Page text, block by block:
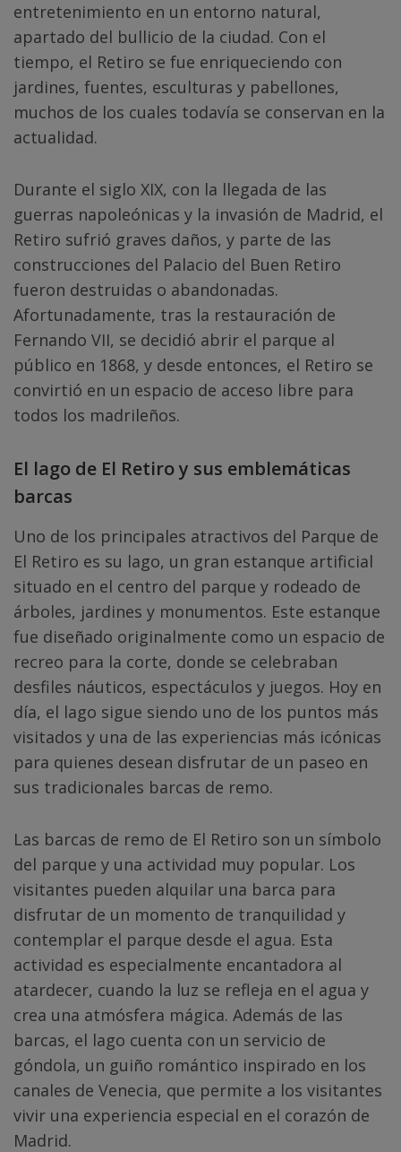
entretenimiento en un entorno natural,
apartado del bullicio de la ciudad. Con el
tiempo, el Retiro se fue enriqueciendo con
jardines, fuentes, esculturas y pabellones,
muchos de los cuales todavía se conservan en la
actualidad.
Durante el siglo XIX, con la llegada de las
guerras napoleónicas y la invasión de Madrid, el
Retiro sufrió graves daños, y parte de las
construcciones del Palacio del Buen Retiro
fueron destruidas o abandonadas.
Afortunadamente, tras la restauración de
Fernando VII, se decidió abrir el parque al
público en 1868, y desde entonces, el Retiro se
convirtió en un espacio de acceso libre para
todos los madrileños.
El lago de El Retiro y sus emblemáticas
barcas
Uno de los principales atractivos del Parque de
El Retiro es su lago, un gran estanque artificial
situado en el centro del parque y rodeado de
árboles, jardines y monumentos. Este estanque
fue diseñado originalmente como un espacio de
recreo para la corte, donde se celebraban
desfiles náuticos, espectáculos y juegos. Hoy en
día, el lago sigue siendo uno de los puntos más
visitados y una de las experiencias más icónicas
para quienes desean disfrutar de un paseo en
sus tradicionales barcas de remo.
Las barcas de remo de El Retiro son un símbolo
del parque y una actividad muy popular. Los
visitantes pueden alquilar una barca para
disfrutar de un momento de tranquilidad y
contemplar el parque desde el agua. Esta
actividad es especialmente encantadora al
atardecer, cuando la luz se refleja en el agua y
crea una atmósfera mágica. Además de las
barcas, el lago cuenta con un servicio de
góndola, un guiño romántico inspirado en los
canales de Venecia, que permite a los visitantes
vivir una experiencia especial en el corazón de
Madrid.